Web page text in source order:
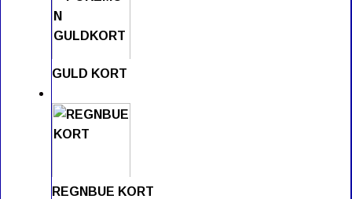
GULD KORT
REGNBUE KORT